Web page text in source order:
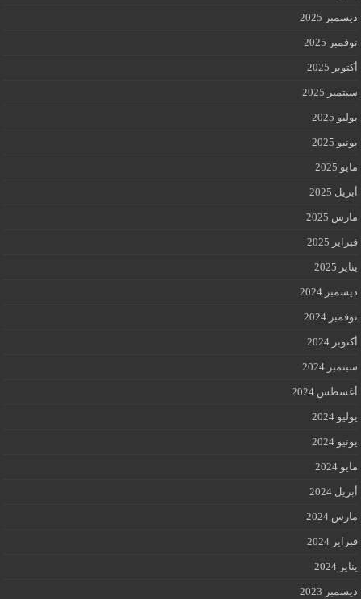
ديسمبر 2025
نوفمبر 2025
أكتوبر 2025
سبتمبر 2025
يوليو 2025
يونيو 2025
مايو 2025
أبريل 2025
مارس 2025
فبراير 2025
يناير 2025
ديسمبر 2024
نوفمبر 2024
أكتوبر 2024
سبتمبر 2024
أغسطس 2024
يوليو 2024
يونيو 2024
مايو 2024
أبريل 2024
مارس 2024
فبراير 2024
يناير 2024
ديسمبر 2023